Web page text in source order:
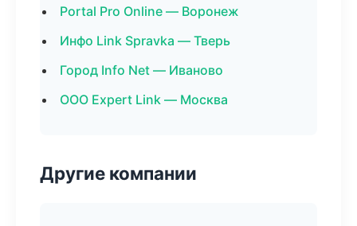
Portal Pro Online — Воронеж
Инфо Link Spravka — Тверь
Город Info Net — Иваново
ООО Expert Link — Москва
Другие компании